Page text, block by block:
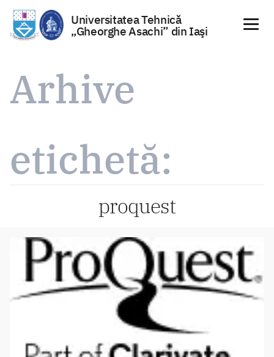
conținut
Universitatea Tehnică
„Gheorghe Asachi” din Iaşi
Arhive
etichetă:
proquest